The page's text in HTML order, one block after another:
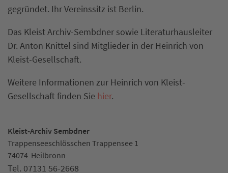
gegründet. Ihr Vereinssitz ist Berlin.
Das Kleist Archiv-Sembdner sowie Literaturhausleiter
Dr. Anton Knittel sind Mitglieder in der Heinrich von
Kleist-Gesellschaft.
Weitere Informationen zur Heinrich von Kleist-
Gesellschaft finden Sie hier.
Kleist-Archiv Sembdner
Trappenseeschlösschen Trappensee 1
74074 Heilbronn
Tel. 07131 56-2668